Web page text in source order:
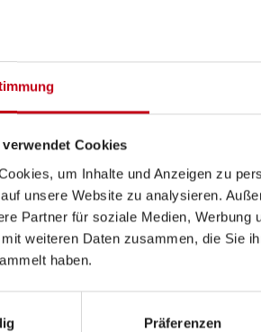
verwendet Cookies
um Inhalte und Anzeigen zu
unsere Website zu analysieren.
Partner für soziale Medien,
weiteren Daten zusammen, die Sie
haben.
Präferenzen
Automatik
2,2 l Multijet
Frontantrieb